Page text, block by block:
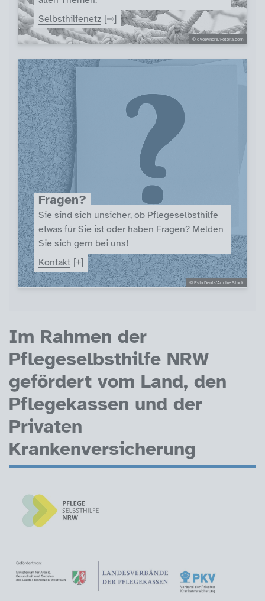
© dvoevnore/Fotolia.com
Selbsthilfenetz
© Esin Deniz/Adobe Stock
Fragen?
Sie sind sich unsicher, ob Pflegeselbsthilfe
etwas für Sie ist oder haben Fragen? Melden
Sie sich gern bei uns!
Kontakt
Förder-Logos
Im Rahmen der
Pflegeselbsthilfe NRW
gefördert vom Land, den
Pflegekassen und der
Privaten
Krankenversicherung